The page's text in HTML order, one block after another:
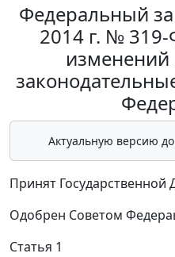
Федеральный
2014 г. №
изменений
Актуальную версию
Принят Государственной
Одобрен Советом
Статья 1